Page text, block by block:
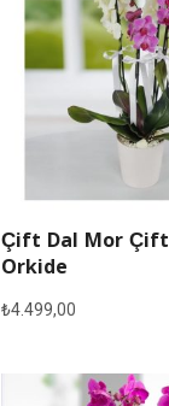
Çift Dal Mor Çift
Orkide
₺4.499,00